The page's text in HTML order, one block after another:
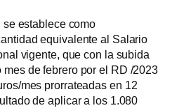
establece como
equivalente al Salario
vigente, que con la subida
de febrero por el RD /2023
mes prorrateadas en 12
de aplicar a los 1.080